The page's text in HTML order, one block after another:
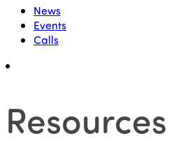
News
Events
Calls
Resources